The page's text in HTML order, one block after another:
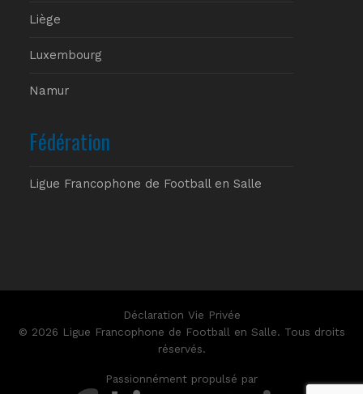
Liège
Luxembourg
Namur
Fédération
Ligue Francophone de Football en Salle
Déclaration Vie Privée
© 2026 Ligue Francophone de Football en Salle. Tous droits
réservés.
Passionnément propulsé par